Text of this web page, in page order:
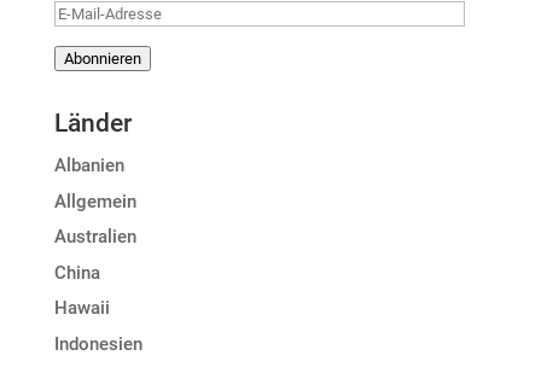
E-
Adresse
Abonnieren
Länder
Albanien
Allgemein
Australien
China
Hawaii
Indonesien